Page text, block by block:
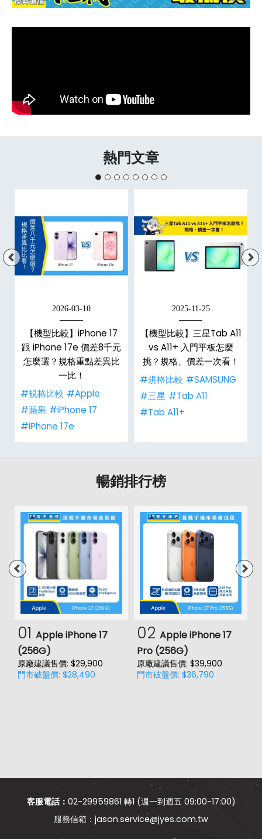
熱門文章
2026-03-10
【機型比較】iPhone 17
跟 iPhone 17e 價差8千元
怎麼選？規格重點差異比
一比！
#規格比較 #Apple
#蘋果 #iPhone 17
#iPhone 17e
2025-11-25
【機型比較】三星Tab A11
vs A11+ 入門平板怎麼
挑？規格、價差一次看！
#規格比較 #SAMSUNG
#三星 #Tab A11
#Tab A11+
暢銷排行榜
01 Apple iPhone 17
(256G)
原廠建議售價: $29,900
門市破盤價: $28,490
02 Apple iPhone 17
Pro (256G)
原廠建議售價: $39,900
門市破盤價: $36,790
客服電話： 02-29959861 轉1 (週一到週五 09:00-17:00)
jason.service@jyes.com.tw